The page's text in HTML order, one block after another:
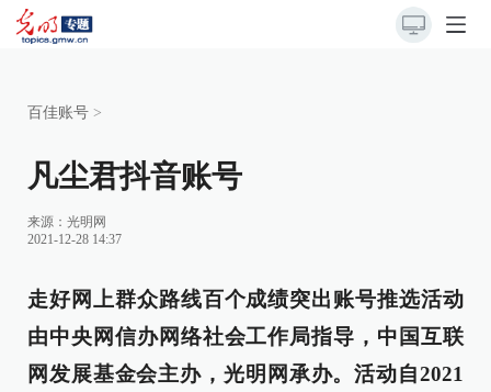
百佳账号 >
凡尘君抖音账号
来源：光明网
2021-12-28 14:37
走好网上群众路线百个成绩突出账号推选活动
由中央网信办网络社会工作局指导，中国互联
网发展基金会主办，光明网承办。活动自2021